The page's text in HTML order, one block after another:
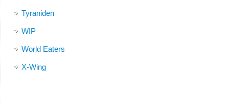
Tyraniden
WIP
World Eaters
X-Wing